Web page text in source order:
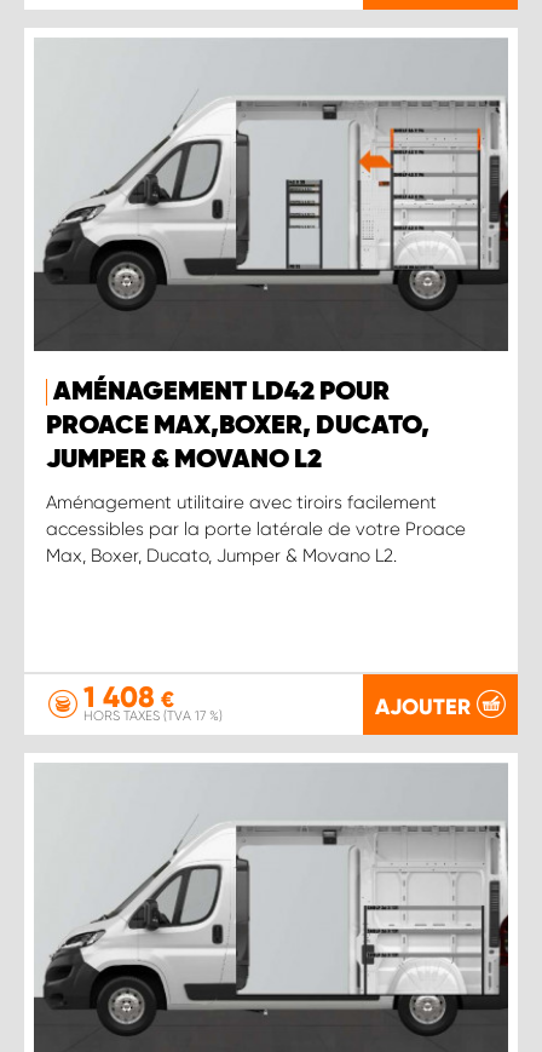
AMÉNAGEMENT LD42 POUR
PROACE MAX,BOXER, DUCATO,
JUMPER & MOVANO L2
Aménagement utilitaire avec tiroirs facilement
accessibles par la porte latérale de votre Proace
Max, Boxer, Ducato, Jumper & Movano L2.
1 408 €
HORS TAXES (TVA 17 %) AJOUTER